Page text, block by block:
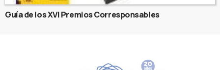
Guía de los XVI Premios Corresponsables